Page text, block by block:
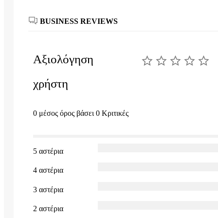
BUSINESS REVIEWS
Αξιολόγηση
χρήστη
0 μέσος όρος βάσει 0 Κριτικές
5 αστέρια
4 αστέρια
3 αστέρια
2 αστέρια